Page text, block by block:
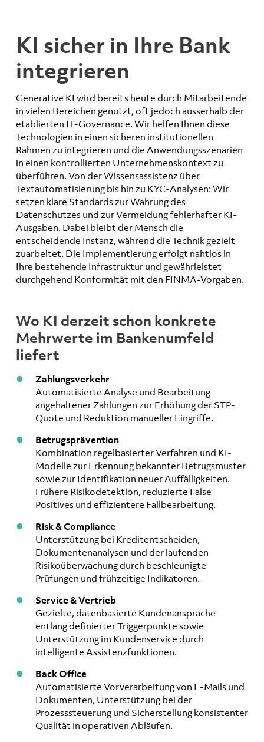
KI sicher in Ihre Bank
integrieren
Generative KI wird bereits heute durch Mitarbeitende
in vielen Bereichen genutzt, oft jedoch ausserhalb der
etablierten IT-Governance. Wir helfen Ihnen diese
Technologien in einen sicheren institutionellen
Rahmen zu integrieren und die Anwendungsszenarien
in einen kontrollierten Unternehmenskontext zu
überführen. Von der Wissensassistenz über
Textautomatisierung bis hin zu KYC-Analysen: Wir
setzen klare Standards zur Wahrung des
Datenschutzes und zur Vermeidung fehlerhafter KI-
Ausgaben. Dabei bleibt der Mensch die
entscheidende Instanz, während die Technik gezielt
zuarbeitet. Die Implementierung erfolgt nahtlos in
Ihre bestehende Infrastruktur und gewährleistet
durchgehend Konformität mit den FINMA-Vorgaben.
Wo KI derzeit schon konkrete
Mehrwerte im Bankenumfeld
liefert
Zahlungsverkehr
Automatisierte Analyse und Bearbeitung
angehaltener Zahlungen zur Erhöhung der STP-
Quote und Reduktion manueller Eingriffe.
Betrugsprävention
Kombination regelbasierter Verfahren und KI-
Modelle zur Erkennung bekannter Betrugsmuster
sowie zur Identifikation neuer Auffälligkeiten.
Frühere Risikodetektion, reduzierte False
Positives und effizientere Fallbearbeitung.
Risk & Compliance
Unterstützung bei Kreditentscheiden,
Dokumentenanalysen und der laufenden
Risikoüberwachung durch beschleunigte
Prüfungen und frühzeitige Indikatoren.
Service & Vertrieb
Gezielte, datenbasierte Kundenansprache
entlang definierter Triggerpunkte sowie
Unterstützung im Kundenservice durch
intelligente Assistenzfunktionen.
Back Office
Automatisierte Vorverarbeitung von E-Mails und
Dokumenten, Unterstützung bei der
Prozesssteuerung und Sicherstellung konsistenter
Qualität in operativen Abläufen.